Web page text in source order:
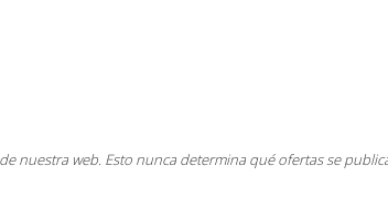
nuestra web. Esto nunca determina qué ofertas se